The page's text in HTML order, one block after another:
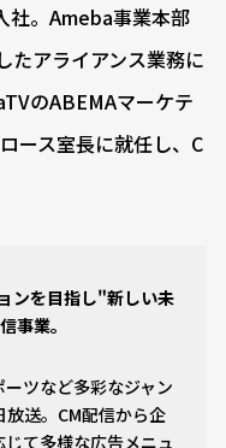
社。Ameba事業本部
たアライアンス業務に
のABEMAマーケテ
ース室長に就任し、C
ンを目指し"新しい未
事業。
ツなど多彩なジャン
送。CM配信から企
て多様な広告メニュ